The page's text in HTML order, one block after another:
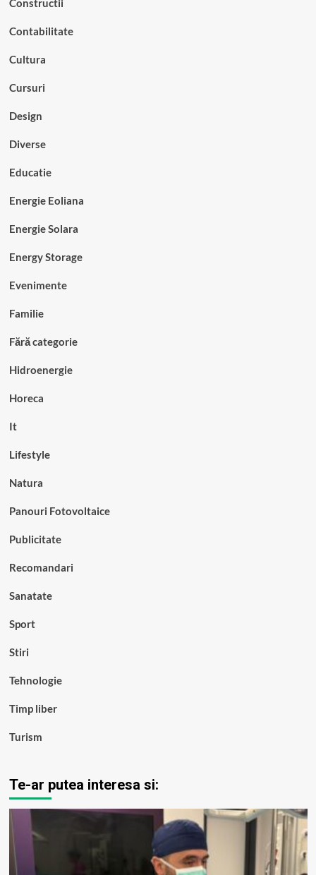
Constructii
Contabilitate
Cultura
Cursuri
Design
Diverse
Educatie
Energie Eoliana
Energie Solara
Energy Storage
Evenimente
Familie
Fără categorie
Hidroenergie
Horeca
It
Lifestyle
Natura
Panouri Fotovoltaice
Publicitate
Recomandari
Sanatate
Sport
Stiri
Tehnologie
Timp liber
Turism
Te-ar putea interesa si: